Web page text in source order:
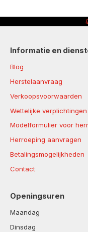
Informatie en
Blog
Herstelaanvraag
Verkoopsvoorwaarden
Wettelijke verplichtingen
Modelformulier voor
Herroeping aanvragen
Betalingsmogelijkheden
Contact
Openingsuren
Maandag
Dinsdag